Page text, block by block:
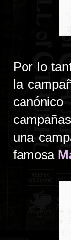
Por lo
la
una
famosa
Secreta
Secreta
War
Bag
War